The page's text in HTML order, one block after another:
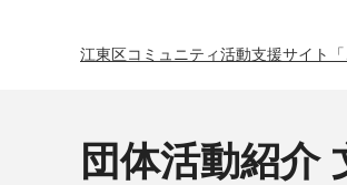
江東区コミュニティ活動支援サイト「
団体活動紹介